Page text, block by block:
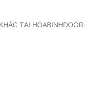
TẠI HOABINHDOOR: